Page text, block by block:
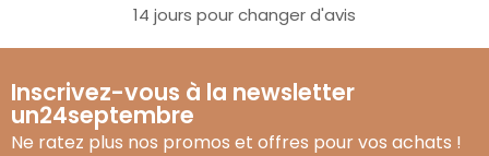
14 jours pour changer d'avis
Inscrivez-vous à la newsletter
un24septembre
Ne ratez plus nos promos et offres pour vos achats !